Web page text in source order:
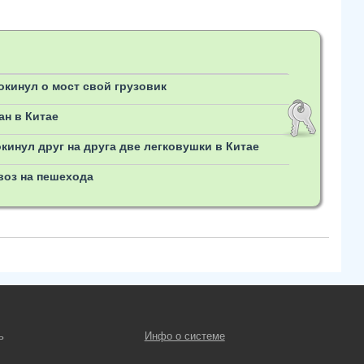
о мост свой грузовик
в Китае
друг на друга две легковушки в Китае
на пешехода
Инфо о системе